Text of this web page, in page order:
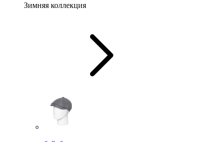
Зимняя коллекция